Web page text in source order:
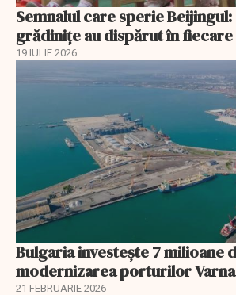
Semnalul care sperie Beijingul:
grădinițe au dispărut în fiecare
19 IULIE 2026
Bulgaria investește 7 milioane
modernizarea porturilor
21 FEBRUARIE 2026